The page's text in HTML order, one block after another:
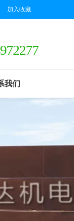
加入收藏
我们